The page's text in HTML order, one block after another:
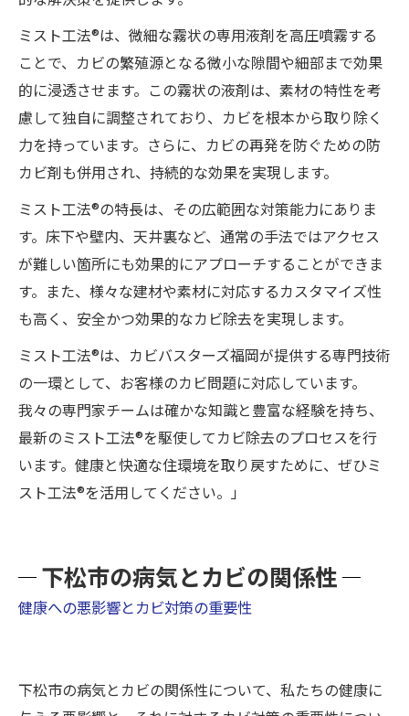
ミスト工法®は、微細な霧状の専用液剤を高圧噴霧する
ことで、カビの繁殖源となる微小な隙間や細部まで効果
的に浸透させます。この霧状の液剤は、素材の特性を考
慮して独自に調整されており、カビを根本から取り除く
力を持っています。さらに、カビの再発を防ぐための防
カビ剤も併用され、持続的な効果を実現します。
ミスト工法®の特長は、その広範囲な対策能力にありま
す。床下や壁内、天井裏など、通常の手法ではアクセス
が難しい箇所にも効果的にアプローチすることができま
す。また、様々な建材や素材に対応するカスタマイズ性
も高く、安全かつ効果的なカビ除去を実現します。
ミスト工法®は、カビバスターズ福岡が提供する専門技術
の一環として、お客様のカビ問題に対応しています。
我々の専門家チームは確かな知識と豊富な経験を持ち、
最新のミスト工法®を駆使してカビ除去のプロセスを行
います。健康と快適な住環境を取り戻すために、ぜひミ
スト工法®を活用してください。」
下松市の病気とカビの関係性
健康への悪影響とカビ対策の重要性
下松市の病気とカビの関係性について、私たちの健康に